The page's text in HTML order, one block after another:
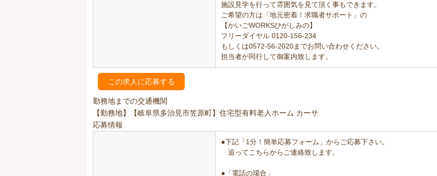
施設見学を行って雰囲気を見て頂く事もできます。
ご希望の方は「地元密着！求職者サポート」の
【かいごWORKSひがしみの】
フリーダイヤル 0120-156-234
もしくは0572-56-2020までお問い合わせください。
担当者が同行して御案内致します。
この求人に応募する
勤務地までの交通機関
【勤務地】【岐阜県多治見市笠原町】住宅型有料老人ホーム カーサ
応募情報
●下記「1分！簡単応募フォーム」からご応募下さい。
追ってこちらからご連絡致します。
●「電話の場合」